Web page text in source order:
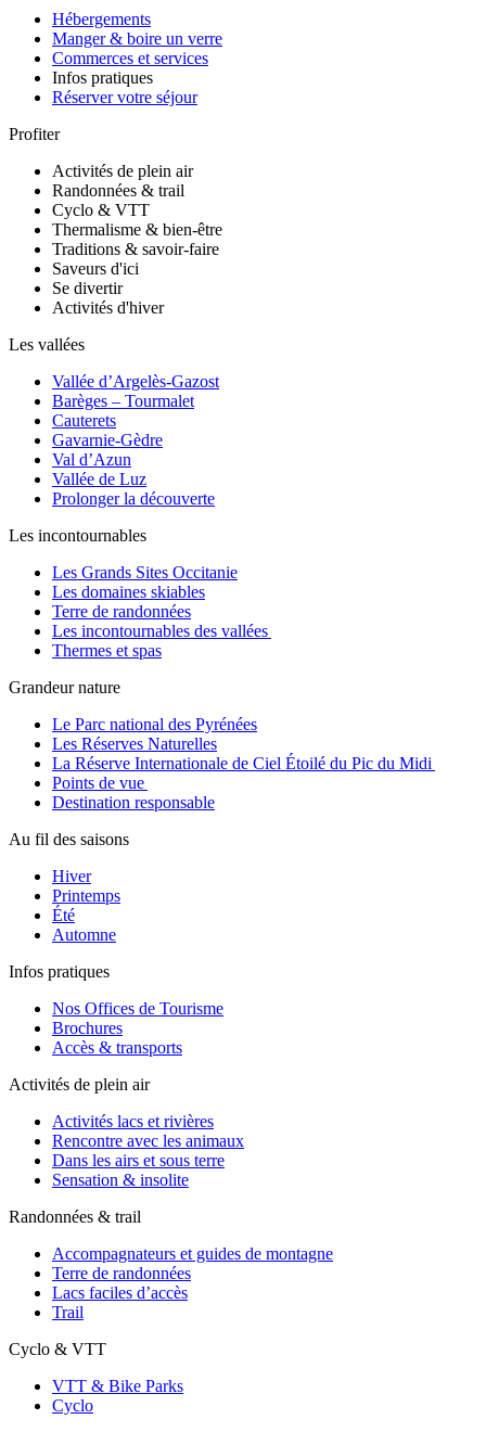
Hébergements
Manger & boire un verre
Commerces et services
Infos pratiques
Réserver votre séjour
Profiter
Activités de plein air
Randonnées & trail
Cyclo & VTT
Thermalisme & bien-être
Traditions & savoir-faire
Saveurs d'ici
Se divertir
Activités d'hiver
Les vallées
Vallée d’Argelès-Gazost
Barèges – Tourmalet
Cauterets
Gavarnie-Gèdre
Val d’Azun
Vallée de Luz
Prolonger la découverte
Les incontournables
Les Grands Sites Occitanie
Les domaines skiables
Terre de randonnées
Les incontournables des vallées
Thermes et spas
Grandeur nature
Le Parc national des Pyrénées
Les Réserves Naturelles
La Réserve Internationale de Ciel Étoilé du Pic du Midi
Points de vue
Destination responsable
Au fil des saisons
Hiver
Printemps
Été
Automne
Infos pratiques
Nos Offices de Tourisme
Brochures
Accès & transports
Activités de plein air
Activités lacs et rivières
Rencontre avec les animaux
Dans les airs et sous terre
Sensation & insolite
Randonnées & trail
Accompagnateurs et guides de montagne
Terre de randonnées
Lacs faciles d’accès
Trail
Cyclo & VTT
VTT & Bike Parks
Cyclo